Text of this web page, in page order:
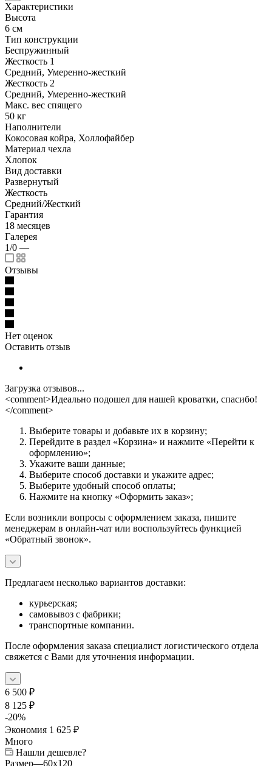
Характеристики
Высота
6 см
Тип конструкции
Беспружинный
Жесткость 1
Средний, Умеренно-жесткий
Жесткость 2
Средний, Умеренно-жесткий
Макс. вес спящего
50 кг
Наполнители
Кокосовая койра, Холлофайбер
Материал чехла
Хлопок
Вид доставки
Развернутый
Жесткость
Средний/Жесткий
Гарантия
18 месяцев
Галерея
1/0 —
Отзывы
Нет оценок
Оставить отзыв
Загрузка отзывов...
<comment>Идеально подошел для нашей кроватки, спасибо!
</comment>
Выберите товары и добавьте их в корзину;
Перейдите в раздел «Корзина» и нажмите «Перейти к
оформлению»;
Укажите ваши данные;
Выберите способ доставки и укажите адрес;
Выберите удобный способ оплаты;
Нажмите на кнопку «Оформить заказ»;
Если возникли вопросы с оформлением заказа, пишите
менеджерам в онлайн-чат или воспользуйтесь функцией
«Обратный звонок».
Предлагаем несколько вариантов доставки:
курьерская;
самовывоз с фабрики;
транспортные компании.
После оформления заказа специалист логистического отдела
свяжется с Вами для уточнения информации.
6 500 ₽
8 125 ₽
-20%
Экономия 1 625 ₽
Много
Нашли дешевле?
Размер—60x120